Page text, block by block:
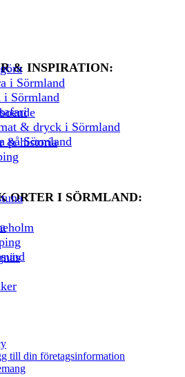
& INSPIRATION:
i Sörmland
i Sörmland
& dryck i Sörmland
på Sörmland
& historia
ORTER I SÖRMLAND:
till din företagsinformation